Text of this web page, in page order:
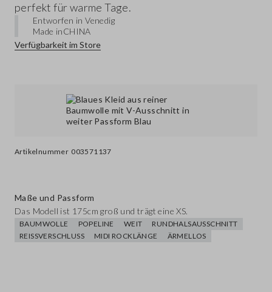
Artikelnummer 003571137
perfekt für warme Tage.
Entworfen in Venedig
Made inCHINA
Verfügbarkeit im Store
Maße und Passform
Das Modell ist 175cm groß und trägt eine XS.
BAUMWOLLE POPELINE WEIT
RUNDHALSAUSSCHNITT
REISSVERSCHLUSS
MIDI ROCKLÄNGE ÄRMELLOS